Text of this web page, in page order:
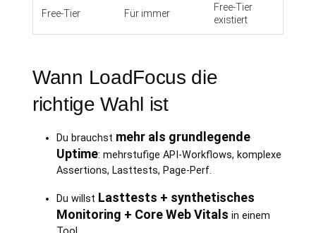
Free-Tier Für immer
Free-Tier
existiert
Wann LoadFocus die
richtige Wahl ist
Du brauchst mehr als grundlegende
Uptime: mehrstufige API-Workflows, komplexe
Assertions, Lasttests, Page-Perf.
Du willst Lasttests + synthetisches
Monitoring + Core Web Vitals in einem